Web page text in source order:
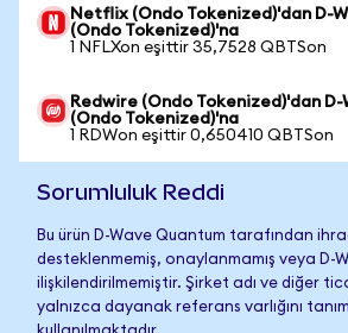
Netflix (Ondo Tokenized)'dan D-
(Ondo Tokenized)'na
1 NFLXon eşittir 35,7528 QBTSon
Redwire (Ondo Tokenized)'dan
(Ondo Tokenized)'na
1 RDWon eşittir 0,650410 QBTSon
Sorumluluk Reddi
Bu ürün D-Wave Quantum tarafından
desteklenmemiş, onaylanmamış veya D-
ilişkilendirilmemiştir. Şirket adı ve diğer
yalnızca dayanak referans varlığını